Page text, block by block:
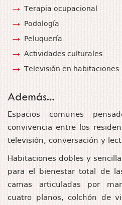
Terapia ocupacional
Podología
Peluquería
Actividades culturales
Televisión en habitaciones
Espacios comunes
convivencia entre los
televisión, conversación y
Habitaciones dobles y
para el bienestar total de
camas articuladas por
cuatro planos, colchón de